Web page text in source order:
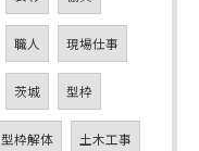
職人 現場仕事
茨城 型枠
型枠解体 土木工事